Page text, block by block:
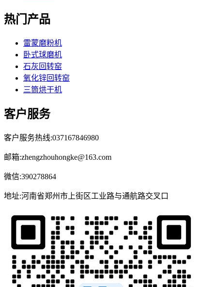
热门产品
雷蒙磨粉机
卧式球磨机
石灰回转窑
氧化锌回转窑
三筒烘干机
客户服务
客户服务热线:037167846980
邮箱:zhengzhouhongke@163.com
微信:390278864
地址:河南省郑州市上街区工业路与通航路交叉口